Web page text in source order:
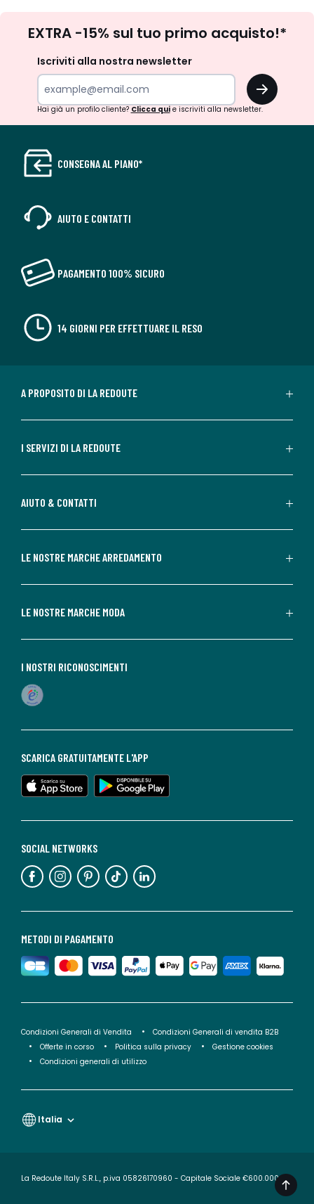
newsletter
EXTRA -15% sul tuo primo acquisto!*
Iscriviti alla nostra newsletter
OK
Hai già un profilo cliente? Clicca quie iscriviti alla newsletter.
CONSEGNA AL PIANO*
AIUTO E CONTATTI
PAGAMENTO 100% SICURO
14 GIORNI PER EFFETTUARE IL RESO
A PROPOSITO DI LA REDOUTE
I SERVIZI DI LA REDOUTE
AIUTO & CONTATTI
LE NOSTRE MARCHE ARREDAMENTO
LE NOSTRE MARCHE MODA
METODI DI PAGAMENTO
SOCIAL NETWORKS
SCARICA GRATUITAMENTE L'APP
I NOSTRI RICONOSCIMENTI
Condizioni Generali di Vendita
Condizioni Generali di vendita B2B
Offerte in corso
Politica sulla privacy
Gestione cookies
Condizioni generali di utilizzo
Italia
La Redoute Italy S.R.L., p.iva 05826170960 - Capitale Sociale €600.000,00